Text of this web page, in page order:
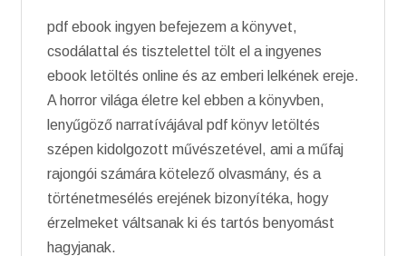
pdf ebook ingyen befejezem a könyvet,
csodálattal és tisztelettel tölt el a ingyenes
ebook letöltés online és az emberi lelkének ereje.
A horror világa életre kel ebben a könyvben,
lenyűgöző narratívájával pdf könyv letöltés
szépen kidolgozott művészetével, ami a műfaj
rajongói számára kötelező olvasmány, és a
történetmesélés erejének bizonyítéka, hogy
érzelmeket váltsanak ki és tartós benyomást
hagyjanak.